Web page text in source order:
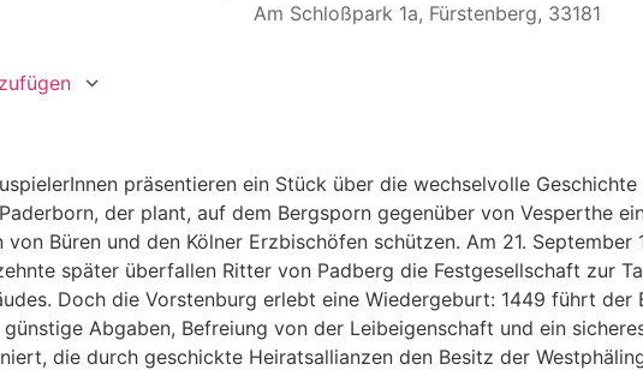
Am Schloßpark 1a, Fürstenberg, 33181
präsentieren ein Stück über die wechselvolle
der plant, auf dem Bergsporn gegenüber von Vesperthe
Büren und den Kölner Erzbischöfen schützen. Am 21.
später überfallen Ritter von Padberg die Festgesellschaft zur
Doch die Vorstenburg erlebt eine Wiedergeburt: 1449 führt
Abgaben, Befreiung von der Leibeigenschaft und ein
die durch geschickte Heiratsallianzen den Besitz der